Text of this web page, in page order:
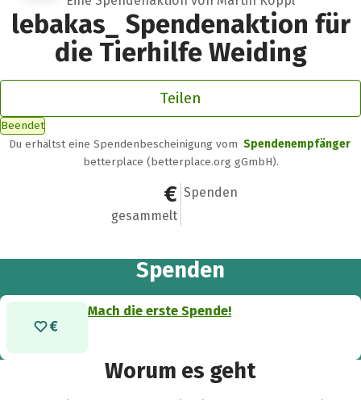
lebakas_ Spendenaktion für
die Tierhilfe Weiding
Teilen
Beendet
Du erhältst eine Spendenbescheinigung vom Spendenempfänger
betterplace (betterplace.org gGmbH).
0 €
gesammelt
0
Spenden
Spenden
Mach die erste Spende!
Worum es geht